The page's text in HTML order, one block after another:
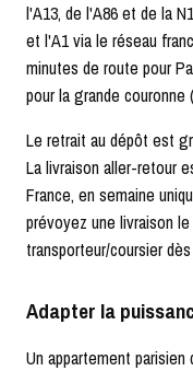
l'A13, de l'A86 et de la
et l'A1 via le réseau
minutes de route pour
pour la grande
Le retrait au dépôt est
La livraison aller-retour
France, en semaine
prévoyez une livraison
transporteur/coursier
Adapter la
Un appartement